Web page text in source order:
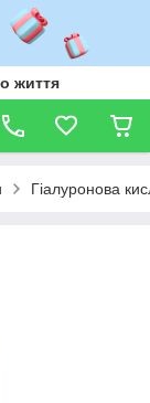
життя
Гіалуронова